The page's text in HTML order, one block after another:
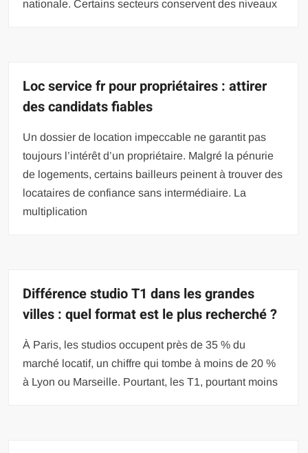
nationale. Certains secteurs conservent des niveaux
Loc service fr pour propriétaires : attirer
des candidats fiables
Un dossier de location impeccable ne garantit pas
toujours l’intérêt d’un propriétaire. Malgré la pénurie
de logements, certains bailleurs peinent à trouver des
locataires de confiance sans intermédiaire. La
multiplication
Différence studio T1 dans les grandes
villes : quel format est le plus recherché ?
À Paris, les studios occupent près de 35 % du
marché locatif, un chiffre qui tombe à moins de 20 %
à Lyon ou Marseille. Pourtant, les T1, pourtant moins